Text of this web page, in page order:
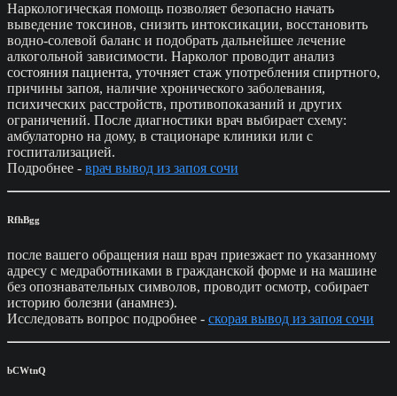
Наркологическая помощь позволяет безопасно начать
выведение токсинов, снизить интоксикации, восстановить
водно-солевой баланс и подобрать дальнейшее лечение
алкогольной зависимости. Нарколог проводит анализ
состояния пациента, уточняет стаж употребления спиртного,
причины запоя, наличие хронического заболевания,
психических расстройств, противопоказаний и других
ограничений. После диагностики врач выбирает схему:
амбулаторно на дому, в стационаре клиники или с
госпитализацией.
Подробнее - врач вывод из запоя сочи
RfhBgg
после вашего обращения наш врач приезжает по указанному
адресу с медработниками в гражданской форме и на машине
без опознавательных символов, проводит осмотр, собирает
историю болезни (анамнез).
Исследовать вопрос подробнее - скорая вывод из запоя сочи
bCWtnQ